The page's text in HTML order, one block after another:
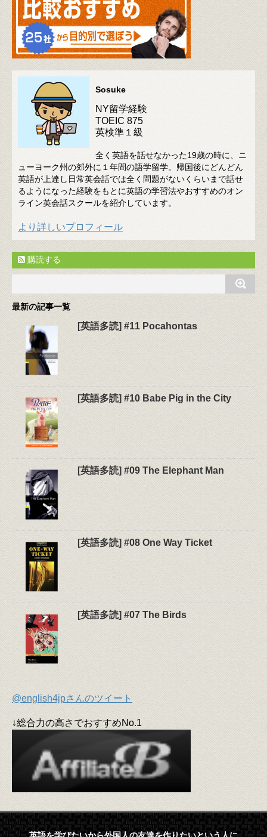
Sosuke
NY留学経験
TOEIC 875
英検準１級
全く英語を話せなかった19歳の時に、ニ
ューヨーク州の郊外に１年間の語学留学。帰国後にどんどん
英語が上達し日常英会話では全く問題がないくらいまで話せ
るようになった経験をもとに英語の学習法やおすすめのオン
ライン英会話スクールを紹介しています。
より詳しいプロフィール
購読する
最新の記事一覧
[英語多読] #11 Pocahontas
[英語多読] #10 Babe Pig in the City
[英語多読] #09 The Elephant Man
[英語多読] #08 One Way Ticket
[英語多読] #07 The Birds
@english4jpさんのツイート
↓総合力の高さでおすすめNo.1